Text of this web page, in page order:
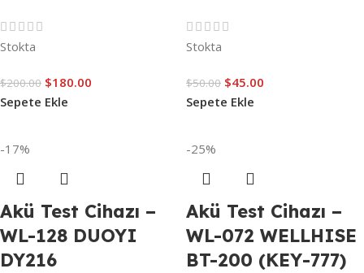
Stokta
$200.00 $180.00
Sepete Ekle
Stokta
$50.00 $45.00
Sepete Ekle
-17%
Akü Test Cihazı –
WL-128 DUOYI
DY216
-25%
Akü Test Cihazı –
WL-072 WELLHISE
BT-200 (KEY-777)